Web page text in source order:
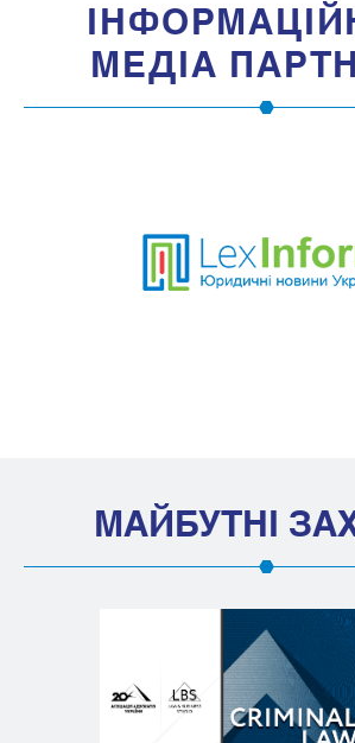
МЕДIА
МАЙБУТНІ